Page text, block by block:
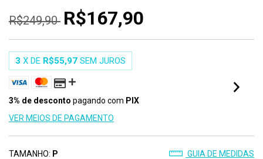
R$249,90 R$167,90
3 X DE R$55,97 SEM JUROS
3% de desconto pagando com PIX
VER MEIOS DE PAGAMENTO
TAMANHO: P GUIA DE MEDIDAS